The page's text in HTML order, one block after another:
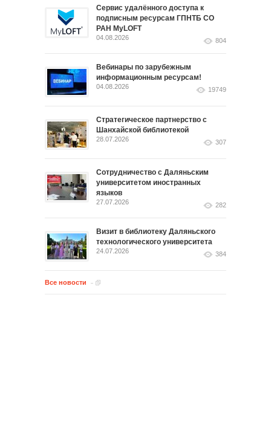
Сервис удалённого доступа к
подписным ресурсам ГПНТБ СО
РАН MyLOFT
04.08.2026 804
Вебинары по зарубежным
информационным ресурсам!
04.08.2026 19749
Стратегическое партнерство с
Шанхайской библиотекой
28.07.2026 307
Сотрудничество с Даляньским
университетом иностранных
языков
27.07.2026 282
Визит в библиотеку Даляньского
технологического университета
24.07.2026 384
Все новости